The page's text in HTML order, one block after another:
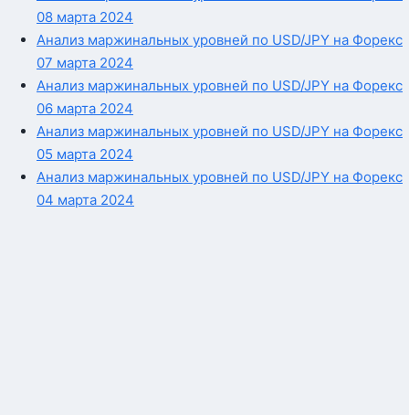
08 марта 2024
Анализ маржинальных уровней по USD/JPY на Форекс
07 марта 2024
Анализ маржинальных уровней по USD/JPY на Форекс
06 марта 2024
Анализ маржинальных уровней по USD/JPY на Форекс
05 марта 2024
Анализ маржинальных уровней по USD/JPY на Форекс
04 марта 2024